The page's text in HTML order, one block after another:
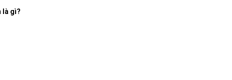
là gì?